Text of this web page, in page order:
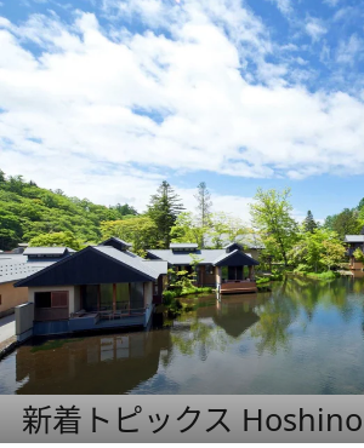
新着トピックス